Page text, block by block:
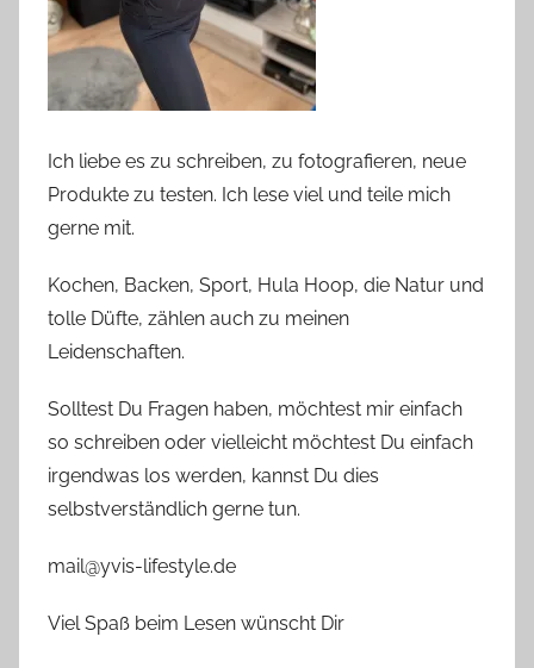
Ich liebe es zu schreiben, zu fotografieren, neue
Produkte zu testen. Ich lese viel und teile mich
gerne mit.
Kochen, Backen, Sport, Hula Hoop, die Natur und
tolle Düfte, zählen auch zu meinen
Leidenschaften.
Solltest Du Fragen haben, möchtest mir einfach
so schreiben oder vielleicht möchtest Du einfach
irgendwas los werden, kannst Du dies
selbstverständlich gerne tun.
mail@yvis-lifestyle.de
Viel Spaß beim Lesen wünscht Dir